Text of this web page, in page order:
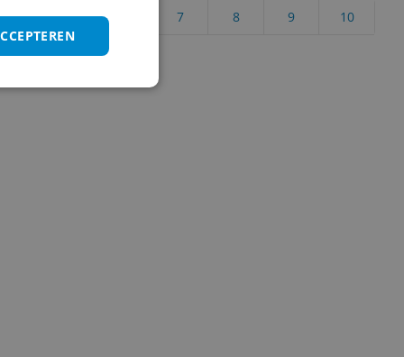
10
9
8
7
5
4
Vraag 1 van 4